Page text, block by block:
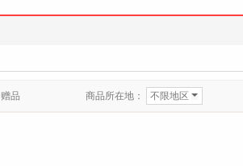
赠品 商品所在地： 不限地区